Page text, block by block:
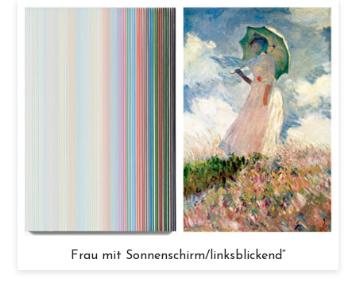
Frau mit Sonnenschirm/linksblickend“